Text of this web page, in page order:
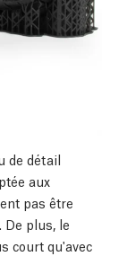
de détail
aux
pas être
plus, le
court qu'avec